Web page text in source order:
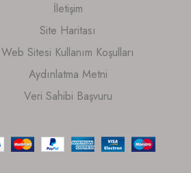
İletişim
Site Haritası
Web Sitesi Kullanım Koşulları
Aydınlatma Metni
Veri Sahibi Başvuru